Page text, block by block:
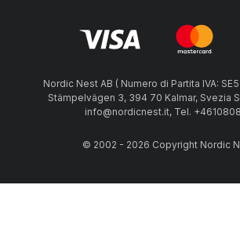
Nordic Nest AB ( Numero di Partita IVA:
Stämpelvägen 3, 394 70 Kalmar, Svezia
info@nordicnest.it, Tel.
© 2002 - 2026 Copyright Nordic